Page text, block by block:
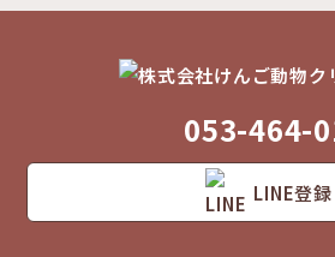
053-464-
LINE登録